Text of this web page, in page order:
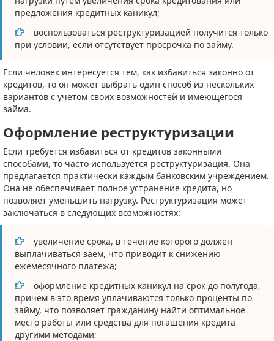
предложения кредитных каникул;
воспользоваться реструктуризацией получится только
при условии, если отсутствует просрочка по займу.
Если человек интересуется тем, как избавиться законно от
кредитов, то он может выбрать один способ из нескольких
вариантов с учетом своих возможностей и имеющегося
займа.
Оформление реструктуризации
Если требуется избавиться от кредитов законными
способами, то часто используется реструктуризация. Она
предлагается практически каждым банковским учреждением.
Она не обеспечивает полное устранение кредита, но
позволяет уменьшить нагрузку. Реструктуризация может
заключаться в следующих возможностях:
увеличение срока, в течение которого должен
выплачиваться заем, что приводит к снижению
ежемесячного платежа;
оформление кредитных каникул на срок до полугода,
причем в это время уплачиваются только проценты по
займу, что позволяет гражданину найти оптимальное
место работы или средства для погашения кредита
другими методами;